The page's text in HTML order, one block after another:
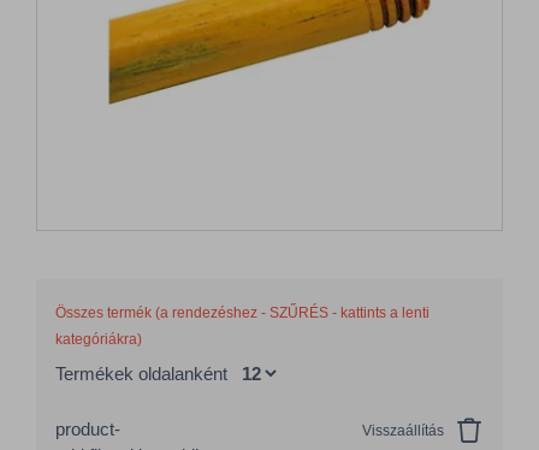
Összes termék (a rendezéshez - SZŰRÉS - kattints a lenti
kategóriákra)
Termékek oldalanként
product-
Visszaállítás